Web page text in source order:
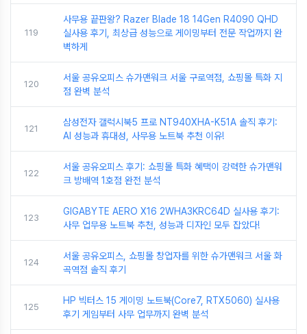
119
사무용 끝판왕? Razer Blade 18 14Gen R4090 QHD
실사용 후기, 최상급 성능으로 게이밍부터 전문 작업까지 완
벽하게
120
서울 공유오피스 슈가맨워크 서울 구로역점, 쇼핑몰 특화 지
점 완벽 분석
121
삼성전자 갤럭시북5 프로 NT940XHA-K51A 솔직 후기:
AI 성능과 휴대성, 사무용 노트북 추천 이유!
122
서울 공유오피스 후기: 쇼핑몰 특화 혜택이 강력한 슈가맨워
크 방배역 1호점 완전 분석
123
GIGABYTE AERO X16 2WHA3KRC64D 실사용 후기:
사무 업무용 노트북 추천, 성능과 디자인 모두 잡았다!
124
서울 공유오피스, 쇼핑몰 창업자를 위한 슈가맨워크 서울 화
곡역점 솔직 후기
125
HP 빅터스 15 게이밍 노트북(Core7, RTX5060) 실사용
후기 게임부터 사무 업무까지 완벽 분석